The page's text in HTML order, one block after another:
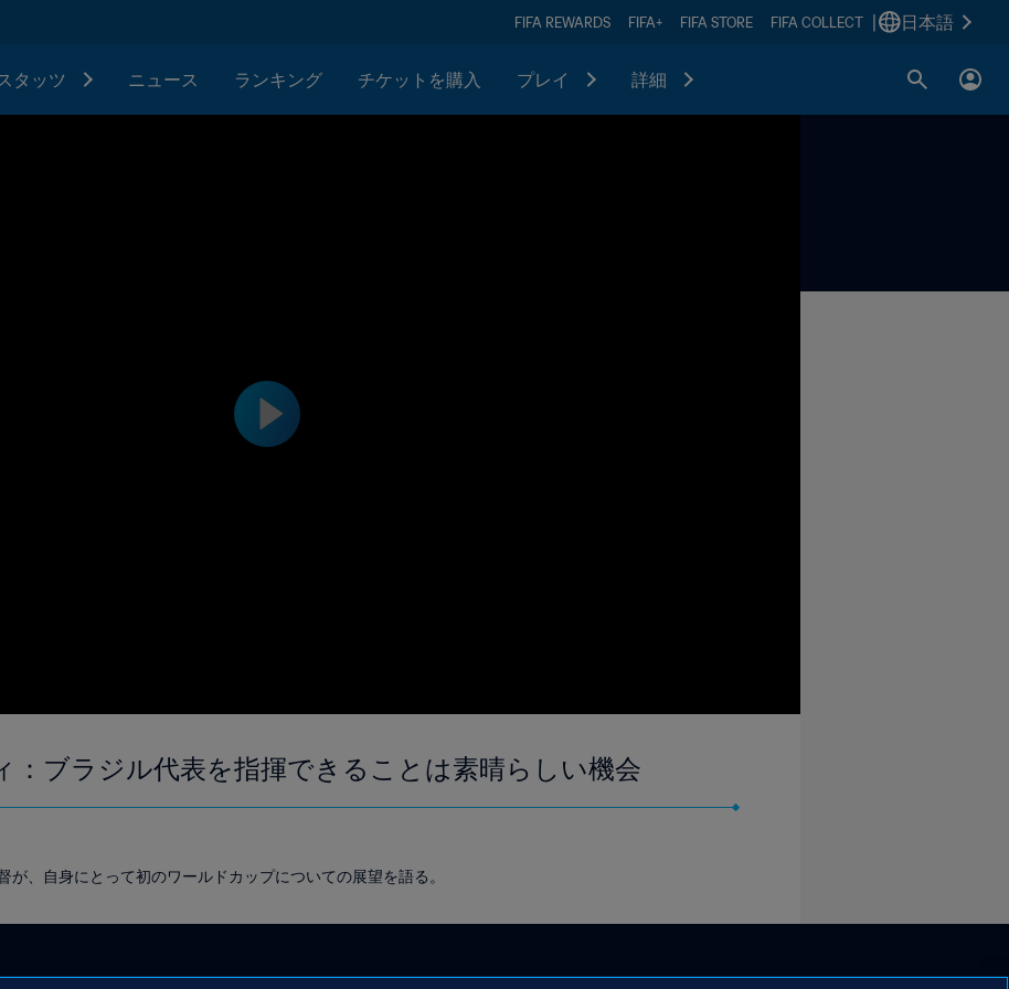
FIFA REWARDS FIFA+ FIFA STORE FIFA COLLECT 日本語
タッツ ニュース ランキング チケットを購入 プレイ 詳細
：ブラジル代表を指揮できることは素晴らしい機会
が、自身にとって初のワールドカップについての展望を語る。